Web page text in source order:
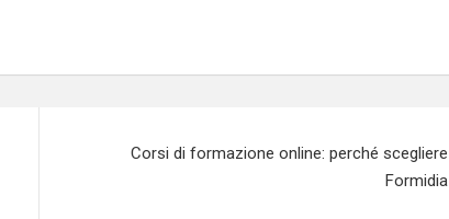
Corsi di formazione online: perché scegliere
Formidia